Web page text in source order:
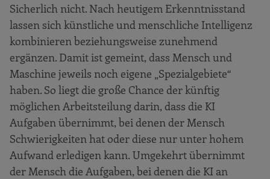
Sicherlich nicht. Nach heutigem Erkenntnisstand
lassen sich künstliche und menschliche Intelligenz
kombinieren beziehungsweise zunehmend
ergänzen. Damit ist gemeint, dass Mensch und
Maschine jeweils noch eigene „Spezialgebiete“
haben. So liegt die große Chance der künftig
möglichen Arbeitsteilung darin, dass die KI
Aufgaben übernimmt, bei denen der Mensch
Schwierigkeiten hat oder diese nur unter hohem
Aufwand erledigen kann. Umgekehrt übernimmt
der Mensch die Aufgaben, bei denen die KI an